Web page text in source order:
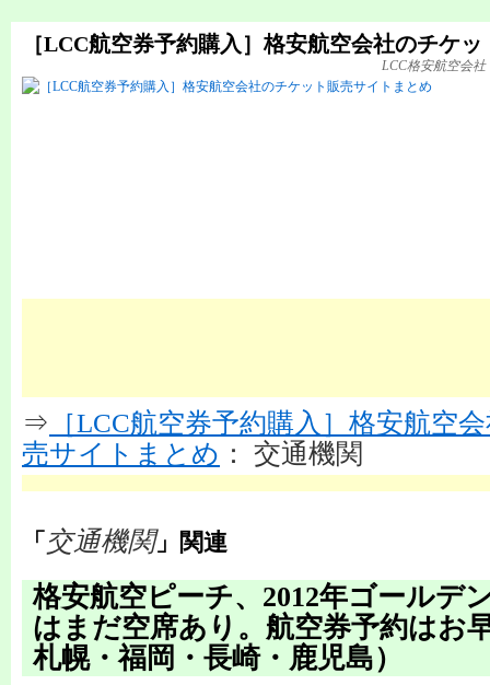
［LCC航空券予約購入］格安航空会社のチケ
LCC格安航空会
⇒ ［LCC航空券予約購入］格安航空
売サイトまとめ ： 交通機関
「 交通機関」関連
格安航空ピーチ、2012年ゴールデ
はまだ空席あり。航空券予約はお
札幌・福岡・長崎・鹿児島）